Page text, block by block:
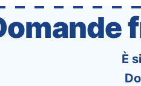
as exciting …
È